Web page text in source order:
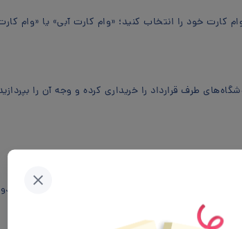
کارت خود را انتخاب کنید؛ «وام کارت آبی» یا «وام
طرف قرارداد را خریداری کرده و وجه آن را
های کارتخوان و فروشگاه‌های آنلاین خرید کنید و